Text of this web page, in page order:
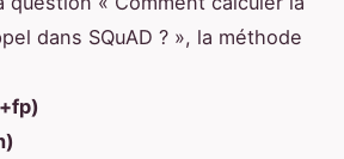
dans SQuAD ? », la méthode